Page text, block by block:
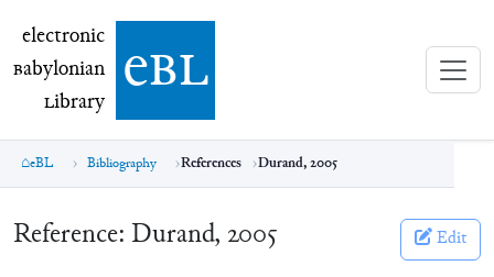
electronic Babylonian Library (eBL)
electronic
Babylonian
Library ebl
eBL Bibliography References Durand, 2005
Reference: Durand, 2005 Edit